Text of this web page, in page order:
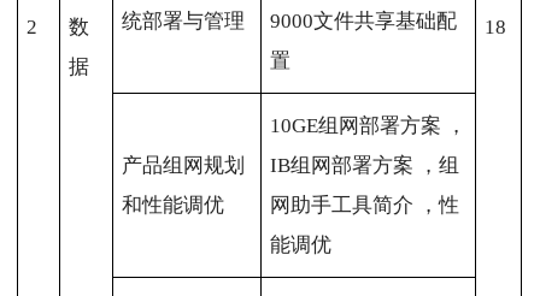
2
数
据
18
统部署与管理
9000文件共享基础配
置
产品组网规划
和性能调优
10GE组网部署方案 ，
IB组网部署方案 ，组
网助手工具简介 ，性
能调优